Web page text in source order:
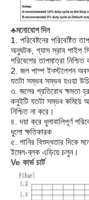
♣মনোযোগ দিন
1. পরিবেষ্টনের পরিবেষ্টিত
অনুঘটক, গ্যাস স্রাব পাইপ
পরিবেশের তাপমাত্রা নিশ্চিত
2. জল পাম্প ইনস্টলেশন
যতটা সম্ভব সম্ভব হওয়া
৩. জলের প্রতিরোধ ক্ষমতা
কনুইটি যতটা সম্ভব কমিয়ে
নিশ্চিত না করে।
৪. দয়া করে ধুলাবালিপূর্ণ
ধুলো ক্ষতিকারক
৫. পানির বিশুদ্ধতার দিকে
ইমেল-ব্লক এড়িয়ে চলুন।
Ve কার্ভ চার্ট